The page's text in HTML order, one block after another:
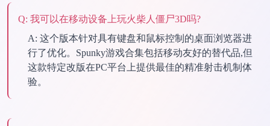
Q: 我可以在移动设备上玩火柴人僵尸3D吗?
A: 这个版本针对具有键盘和鼠标控制的桌面浏览器进
行了优化。Spunky游戏合集包括移动友好的替代品,但
这款特定改版在PC平台上提供最佳的精准射击机制体
验。